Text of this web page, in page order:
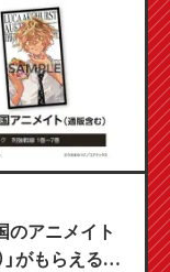
のアニメイト
」がもらえる限